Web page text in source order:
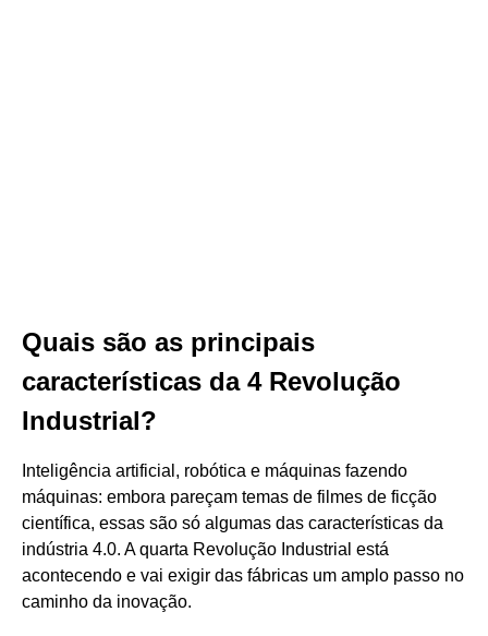
Quais são as principais
características da 4 Revolução
Industrial?
Inteligência artificial, robótica e máquinas fazendo
máquinas: embora pareçam temas de filmes de ficção
científica, essas são só algumas das características da
indústria 4.0. A quarta Revolução Industrial está
acontecendo e vai exigir das fábricas um amplo passo no
caminho da inovação.